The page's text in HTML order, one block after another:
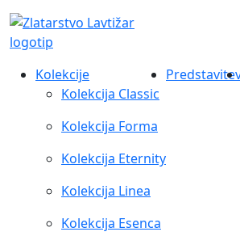
Kolekcije
Kolekcija Classic
Kolekcija Forma
Kolekcija Eternity
Kolekcija Linea
Kolekcija Esenca